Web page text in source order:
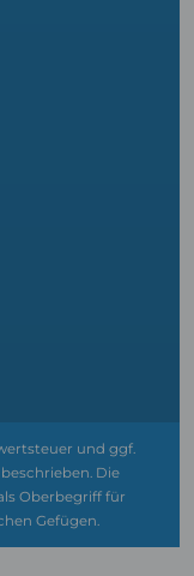
und ggf.
Die
Oberbegriff für
Gefügen.